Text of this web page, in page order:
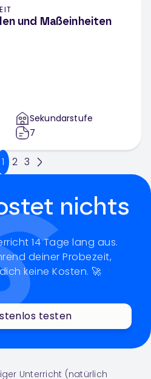
und Maßeinheiten
Sekundarstufe
7
1 2 3
nichts
14 Tage lang aus.
deiner Probezeit,
keine Kosten. 🚀
testen
Unterricht (natürlich